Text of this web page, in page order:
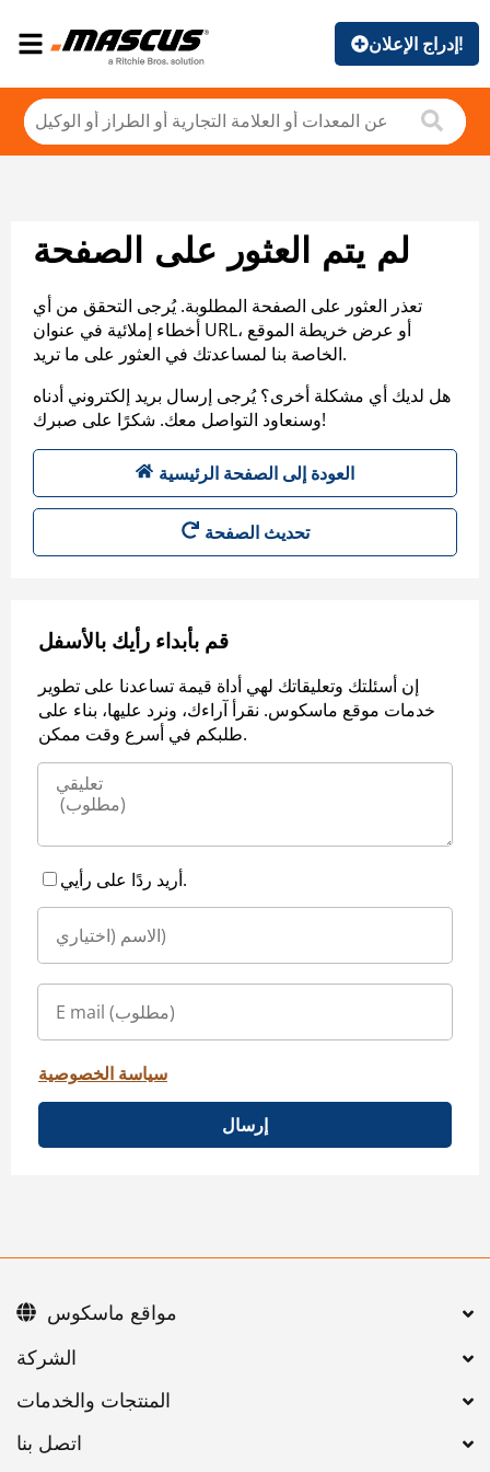
إدراج الإعلان!
لم يتم العثور على الصفحة
تعذر العثور على الصفحة المطلوبة. يُرجى التحقق من أي
أخطاء إملائية في عنوان URL، أو عرض خريطة الموقع
الخاصة بنا لمساعدتك في العثور على ما تريد.
هل لديك أي مشكلة أخرى؟ يُرجى إرسال بريد إلكتروني أدناه
وسنعاود التواصل معك. شكرًا على صبرك!
العودة إلى الصفحة الرئيسية
تحديث الصفحة
قم بأبداء رأيك بالأسفل
إن أسئلتك وتعليقاتك لهي أداة قيمة تساعدنا على تطوير
خدمات موقع ماسكوس. نقرأ آراءك، ونرد عليها، بناء على
طلبكم في أسرع وقت ممكن.
أريد ردًا على رأيي.
سياسة الخصوصية
إرسال
اتصل بنا
مواقع ماسكوس